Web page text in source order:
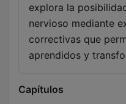
explora la
nervioso mediante
correctivas que
aprendidos y
Capítulos